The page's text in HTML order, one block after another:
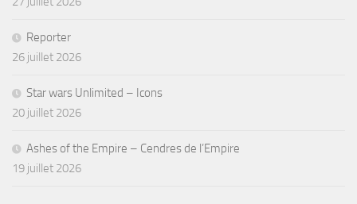
Reporter
26 juillet 2026
Star wars Unlimited – Icons
20 juillet 2026
Ashes of the Empire – Cendres de l’Empire
19 juillet 2026